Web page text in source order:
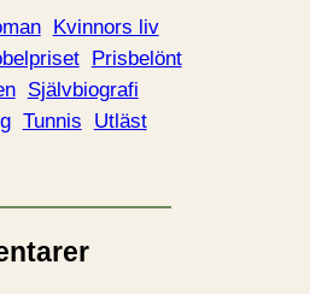
Kvinnors liv
Prisbelönt
Självbiografi
Tunnis
Utläst